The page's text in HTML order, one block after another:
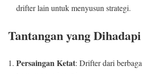
drifter lain untuk menyusun strategi.
Tantangan yang Dihadapi
Persaingan Ketat: Drifter dari